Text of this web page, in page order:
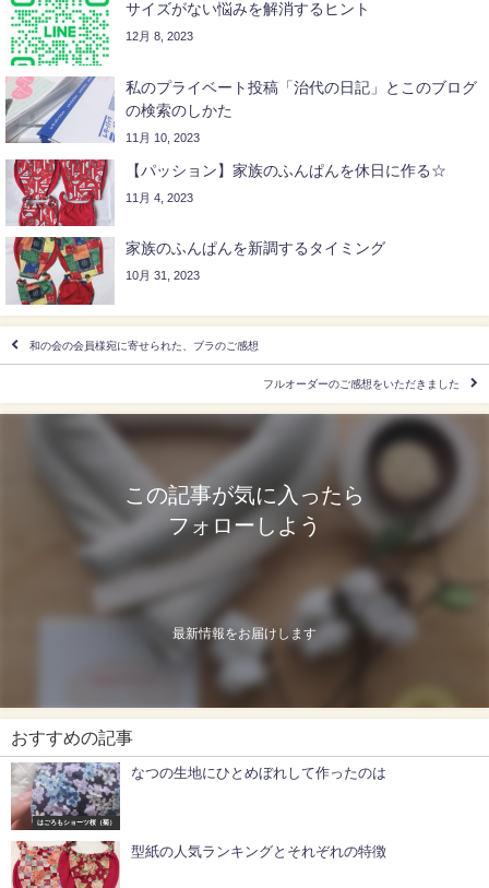
サイズがない悩みを解消するヒント
12月 8, 2023
私のプライベート投稿「治代の日記」とこのブログ
の検索のしかた
11月 10, 2023
【パッション】家族のふんぱんを休日に作る☆
11月 4, 2023
家族のふんぱんを新調するタイミング
10月 31, 2023
和の会の会員様宛に寄せられた、ブラのご感想
フルオーダーのご感想をいただきました
この記事が気に入ったら
フォローしよう
最新情報をお届けします
おすすめの記事
はごろもショーツ桜（菊）
なつの生地にひとめぼれして作ったのは
型紙の人気ランキングとそれぞれの特徴